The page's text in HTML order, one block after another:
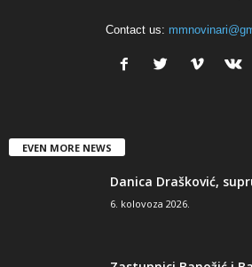
Contact us:
EVEN MORE NEWS
Danica Drašković,
6. kolovoza 2026.